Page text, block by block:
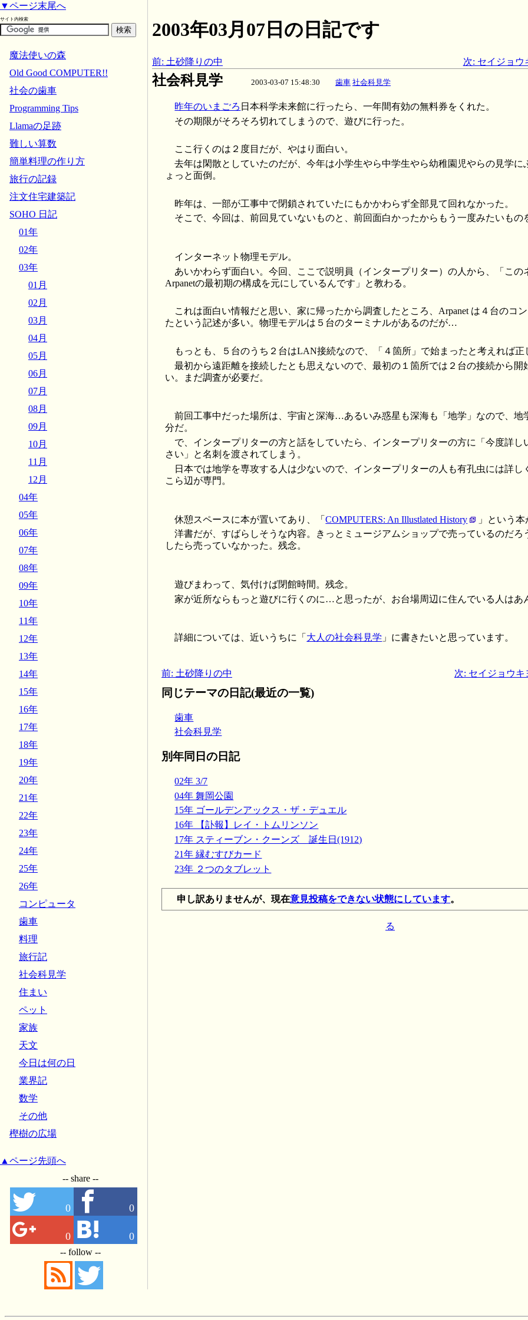
2003年03月07日の日記です
前: 土砂降りの中 次: セイジョ
社会科見学 2003-03-07 15:48:30 歯車 社会科見学
昨年のいまごろ 日本科学未来館に行ったら、一年間有効の無料券をくれた。
その期限がそろそろ切れてしまうので、遊びに行った。
ここ行くのは２度目だが、やはり面白い。
去年は閑散としていたのだが、今年は小学生やら中学生やら幼稚園児やらの見学に
ょっと面倒。
昨年は、一部が工事中で閉鎖されていたにもかかわらず全部見て回れなかった。
そこで、今回は、前回見ていないものと、前回面白かったからもう一度みたいもの
インターネット物理モデル。
あいかわらず面白い。今回、ここで説明員（インタープリター）の人から、「この
Arpanetの最初期の構成を元にしているんです」と教わる。
これは面白い情報だと思い、家に帰ったから調査したところ、Arpanet は４台のコ
たという記述が多い。物理モデルは５台のターミナルがあるのだが…
もっとも、５台のうち２台はLAN接続なので、「４箇所」で始まったと考えれば正
最初から遠距離を接続したとも思えないので、最初の１箇所では２台の接続から開
い。まだ調査が必要だ。
前回工事中だった場所は、宇宙と深海…あるいみ惑星も深海も「地学」なので、地
分だ。
で、インタープリターの方と話をしていたら、インタープリターの方に「今度詳し
さい」と名刺を渡されてしまう。
日本では地学を専攻する人は少ないので、インタープリターの人も有孔虫には詳し
こら辺が専門。
休憩スペースに本が置いてあり、「COMPUTERS: An Illustlated History
」という本
洋書だが、すばらしそうな内容。きっとミュージアムショップで売っているのだ
したら売っていなかった。残念。
遊びまわって、気付けば閉館時間。残念。
家が近所ならもっと遊びに行くのに…と思ったが、お台場周辺に住んでいる人はあ
詳細については、近いうちに「 大人の社会科見学 」に書きたいと思っています。
前: 土砂降りの中 次: セイジョウ
同じテーマの日記(最近の一覧)
歯車
社会科見学
別年同日の日記
02年 3/7
04年 舞岡公園
15年 ゴールデンアックス・ザ・デュエル
16年 【訃報】レイ・トムリンソン
17年 スティーブン・クーンズ 誕生日(1912)
21年 縁むすびカード
23年 ２つのタブレット
申し訳ありませんが、現在意見投稿をできない状態にしています。
る
▼ページ末尾へ
サイト内検索
魔法使いの森
Old Good COMPUTER!!
社会の歯車
Programming Tips
Llamaの足跡
難しい算数
簡単料理の作り方
旅行の記録
注文住宅建築記
SOHO 日記
01年
02年
03年
01月
02月
03月
04月
05月
06月
07月
08月
09月
10月
11月
12月
04年
05年
06年
07年
08年
09年
10年
11年
12年
13年
14年
15年
16年
17年
18年
19年
20年
21年
22年
23年
24年
25年
26年
コンピュータ
歯車
料理
旅行記
社会科見学
住まい
ペット
家族
天文
今日は何の日
業界記
数学
その他
樫樹の広場
▲ページ先頭へ
-- share --
0 0
0 0
-- follow --